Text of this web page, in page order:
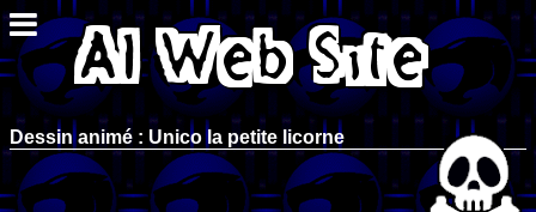
Dessin animé : Unico la petite licorne